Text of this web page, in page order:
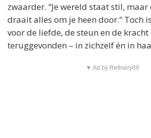
zwaarder. “Je wereld staat stil,
draait alles om je heen door.” Toch
voor de liefde, de steun en de kracht
teruggevonden – in zichzelf én in
▼ Ad by Refinery89